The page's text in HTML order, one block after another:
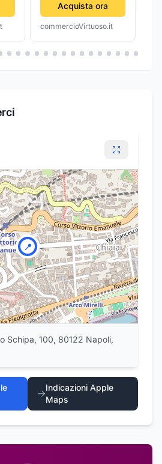
Acquista ora
commercioVirtuoso.it
📍
Schipa, 100, 80122 Napoli,
Indicazioni Apple
Maps